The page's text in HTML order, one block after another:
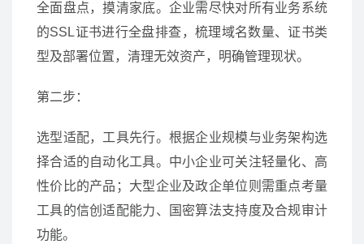
全面盘点，摸清家底。企业需尽快对所有业务系统
的SSL证书进行全盘排查，梳理域名数量、证书类
型及部署位置，清理无效资产，明确管理现状。
第二步：
选型适配，工具先行。根据企业规模与业务架构选
择合适的自动化工具。中小企业可关注轻量化、高
性价比的产品；大型企业及政企单位则需重点考量
工具的信创适配能力、国密算法支持度及合规审计
功能。